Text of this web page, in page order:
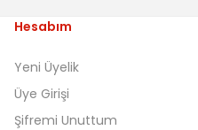
Hesabım
Yeni Üyelik
Üye Girişi
Şifremi Unuttum